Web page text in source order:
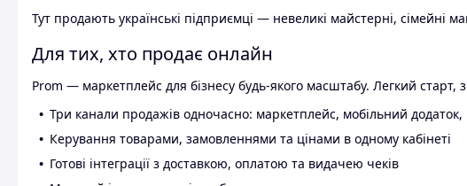
Тут продають українські підприємці — невеликі майстерні, сімейні
Для тих, хто продає онлайн
Prom — маркетплейс для бізнесу будь-якого масштабу. Легкий старт,
Три канали продажів одночасно: маркетплейс, мобільний
Керування товарами, замовленнями та цінами в одному кабінеті
Готові інтеграції з доставкою, оплатою та видачею чеків